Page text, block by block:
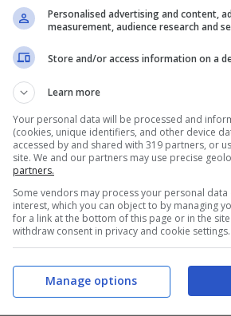
, indicatori che spesso
Ilprimo supporto
vicinaè posta a 37,26 euro.
a leggere come una fase
si percepiscono volumi
in formazione unswing di
Personalised advertising and content,
measurement, audience research and
Store and/or access information on a
Learn more
Your personal data will be processed and
(cookies, unique identifiers, and other device
accessed by and shared with 319 partners, or
site. We and our partners may use precise
partners.
Some vendors may process your personal
interest, which you can object to by managing
for a link at the bottom of this page or in the
withdraw consent in privacy and cookie settings.
Manage options